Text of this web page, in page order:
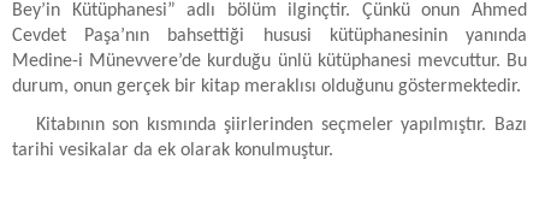
Bey’in Kütüphanesi” adlı bölüm ilginçtir. Çünkü onun Ahmed
Cevdet Paşa’nın bahsettiği hususi kütüphanesinin yanında
Medine-i Münevvere’de kurduğu ünlü kütüphanesi mevcuttur. Bu
durum, onun gerçek bir kitap meraklısı olduğunu göstermektedir.
Kitabının son kısmında şiirlerinden seçmeler yapılmıştır. Bazı
tarihi vesikalar da ek olarak konulmuştur.